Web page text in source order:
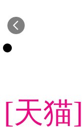
[天猫]